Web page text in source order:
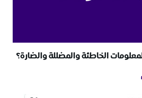
الخاطئة والمضللة والضارة؟